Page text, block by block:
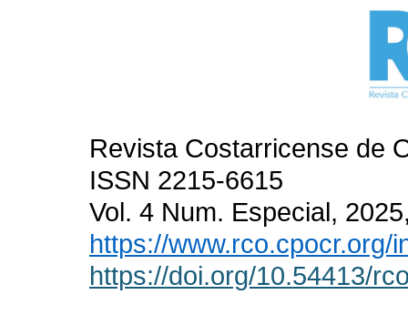
Revista Costarricense de
ISSN 2215-6615
Vol. 4 Num. Especial,
https://www.rco.cpocr.org/
https://doi.org/10.54413/